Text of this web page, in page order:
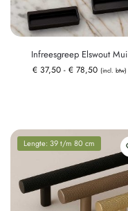
Infreesgreep Elswout Mui
€37,50 - €78,50 (incl. btw)
Lengte: 39 t/m 80 cm